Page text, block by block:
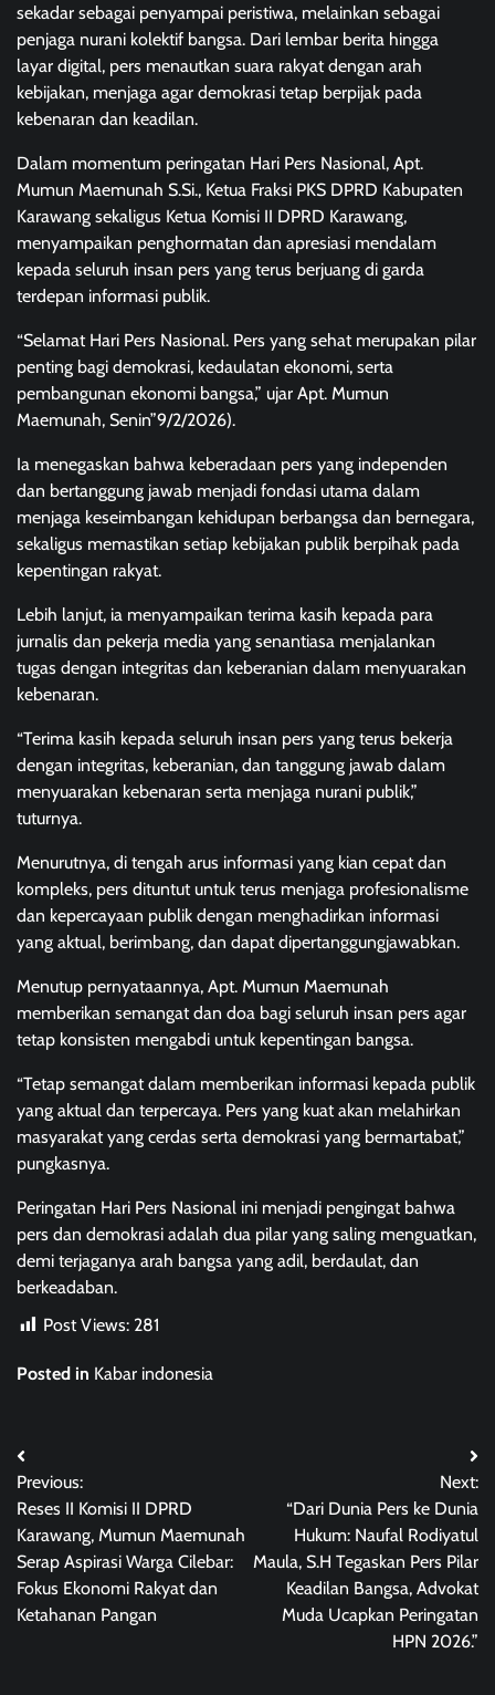
sekadar sebagai penyampai peristiwa, melainkan sebagai
penjaga nurani kolektif bangsa. Dari lembar berita hingga
layar digital, pers menautkan suara rakyat dengan arah
kebijakan, menjaga agar demokrasi tetap berpijak pada
kebenaran dan keadilan.
Dalam momentum peringatan Hari Pers Nasional, Apt.
Mumun Maemunah S.Si., Ketua Fraksi PKS DPRD Kabupaten
Karawang sekaligus Ketua Komisi II DPRD Karawang,
menyampaikan penghormatan dan apresiasi mendalam
kepada seluruh insan pers yang terus berjuang di garda
terdepan informasi publik.
“Selamat Hari Pers Nasional. Pers yang sehat merupakan pilar
penting bagi demokrasi, kedaulatan ekonomi, serta
pembangunan ekonomi bangsa,” ujar Apt. Mumun
Maemunah, Senin”9/2/2026).
Ia menegaskan bahwa keberadaan pers yang independen
dan bertanggung jawab menjadi fondasi utama dalam
menjaga keseimbangan kehidupan berbangsa dan bernegara,
sekaligus memastikan setiap kebijakan publik berpihak pada
kepentingan rakyat.
Lebih lanjut, ia menyampaikan terima kasih kepada para
jurnalis dan pekerja media yang senantiasa menjalankan
tugas dengan integritas dan keberanian dalam menyuarakan
kebenaran.
“Terima kasih kepada seluruh insan pers yang terus bekerja
dengan integritas, keberanian, dan tanggung jawab dalam
menyuarakan kebenaran serta menjaga nurani publik,”
tuturnya.
Menurutnya, di tengah arus informasi yang kian cepat dan
kompleks, pers dituntut untuk terus menjaga profesionalisme
dan kepercayaan publik dengan menghadirkan informasi
yang aktual, berimbang, dan dapat dipertanggungjawabkan.
Menutup pernyataannya, Apt. Mumun Maemunah
memberikan semangat dan doa bagi seluruh insan pers agar
tetap konsisten mengabdi untuk kepentingan bangsa.
“Tetap semangat dalam memberikan informasi kepada publik
yang aktual dan terpercaya. Pers yang kuat akan melahirkan
masyarakat yang cerdas serta demokrasi yang bermartabat,”
pungkasnya.
Peringatan Hari Pers Nasional ini menjadi pengingat bahwa
pers dan demokrasi adalah dua pilar yang saling menguatkan,
demi terjaganya arah bangsa yang adil, berdaulat, dan
berkeadaban.
Post Views: 281
Posted in Kabar indonesia
Post
navigation
Previous:
Reses II Komisi II DPRD
Karawang, Mumun Maemunah
Serap Aspirasi Warga Cilebar:
Fokus Ekonomi Rakyat dan
Ketahanan Pangan
Next:
“Dari Dunia Pers ke Dunia
Hukum: Naufal Rodiyatul
Maula, S.H Tegaskan Pers Pilar
Keadilan Bangsa, Advokat
Muda Ucapkan Peringatan
HPN 2026.”